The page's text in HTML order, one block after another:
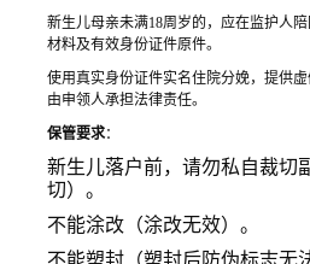
新生儿母亲未满18周岁的，应在监护人
材料及有效身份证件原件。
使用真实身份证件实名住院分娩，提供
由申领人承担法律责任。
保管要求：
新生儿落户前，请勿私自裁切
切）。
不能涂改（涂改无效）。
不能塑封（塑封后防伪标志无